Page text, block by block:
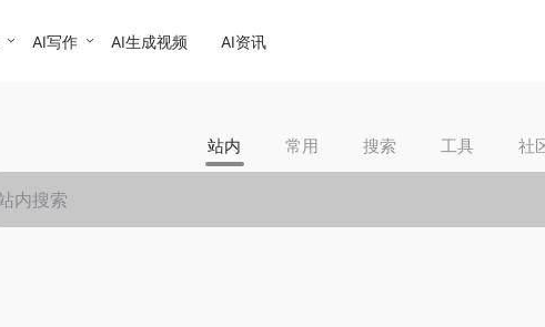
AI写作 AI生成视频 AI资讯
站内 常用 搜索 工具 社